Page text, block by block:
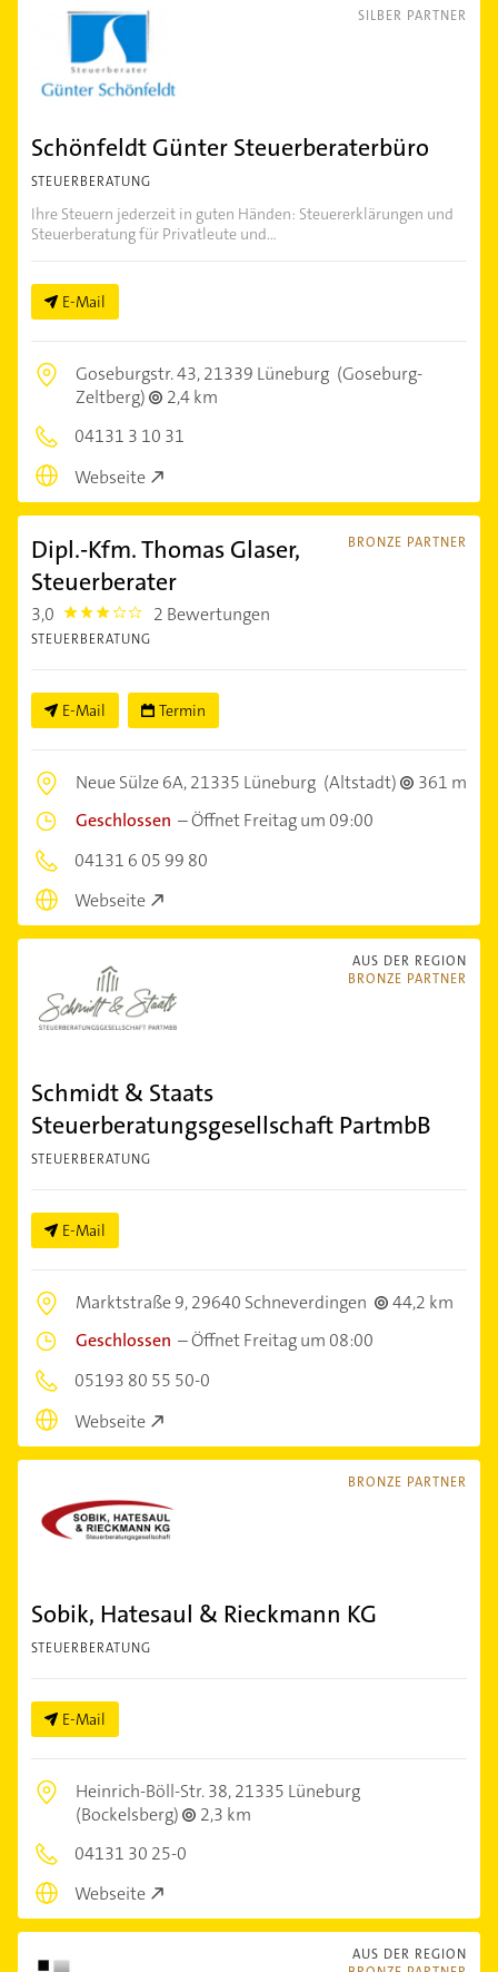
SILBER PARTNER
Schönfeldt Günter Steuerberaterbüro
STEUERBERATUNG
Ihre Steuern jederzeit in guten Händen: Steuererklärungen und
Steuerberatung für Privatleute und...
E-Mail
Goseburgstr. 43,21339 Lüneburg (Goseburg-
Zeltberg)
2,4 km
04131 3 10 31
Webseite
BRONZE PARTNER
Dipl.-Kfm. Thomas Glaser,
Steuerberater
3,0 3.0 2 Bewertungen
STEUERBERATUNG
E-Mail Termin
Neue Sülze 6A,21335 Lüneburg (Altstadt)
361 m
Geschlossen –Öffnet Freitag um 09:00
04131 6 05 99 80
Webseite
AUS DER REGION
BRONZE PARTNER
Schmidt & Staats
Steuerberatungsgesellschaft PartmbB
STEUERBERATUNG
E-Mail
Marktstraße 9,29640 Schneverdingen
44,2 km
Geschlossen –Öffnet Freitag um 08:00
05193 80 55 50-0
Webseite
BRONZE PARTNER
Sobik, Hatesaul & Rieckmann KG
STEUERBERATUNG
E-Mail
Heinrich-Böll-Str. 38,21335 Lüneburg
(Bockelsberg)
2,3 km
04131 30 25-0
Webseite
AUS DER REGION